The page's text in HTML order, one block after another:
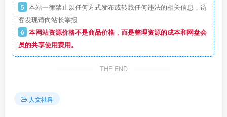
5 本站一律禁止以任何方式发布或转载任何违法的相关信息，访
客发现请向站长举报
6 本网站资源价格不是商品价格，而是整理资源的成本和网盘会
员的共享使用费用。
THE END
人文社科